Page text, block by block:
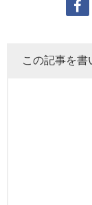
この記事を書